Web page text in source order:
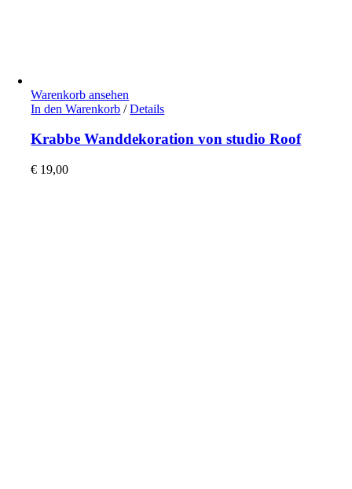
Warenkorb ansehen
In den Warenkorb / Details
Krabbe Wanddekoration von studio Roof
€ 19,00